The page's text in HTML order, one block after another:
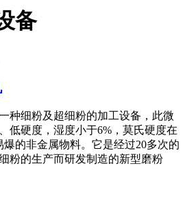
备
种细粉及超细粉的加工设备，此微
低硬度，湿度小于6%，莫氏硬度在
的非金属物料。它是经过20多次的
粉的生产而研发制造的新型磨粉